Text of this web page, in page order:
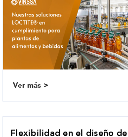
Ver más
Flexibilidad en el diseño de